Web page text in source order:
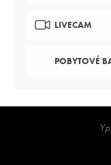
LIVECAM
POBYTOVÉ